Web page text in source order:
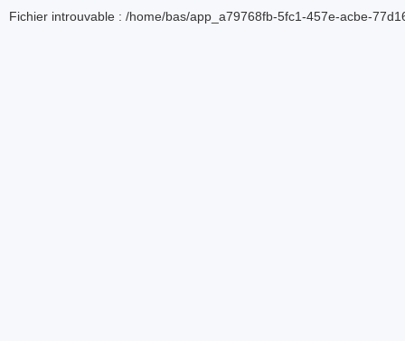
Fichier introuvable : /home/bas/app_a79768fb-5fc1-457e-acbe-